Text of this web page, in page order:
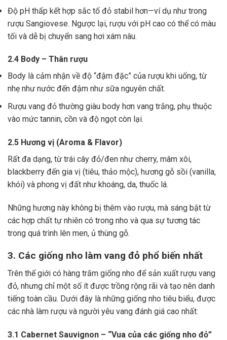
Độ pH thấp kết hợp sắc tố đỏ stabil hơn—ví dụ như trong
rượu Sangiovese. Ngược lại, rượu với pH cao có thể có màu
tối và dễ bị chuyển sang hơi xám nâu.
2.4 Body – Thân rượu
Body là cảm nhận về độ “đậm đặc” của rượu khi uống, từ
nhẹ như nước đến đậm như sữa nguyên chất.
Rượu vang đỏ thường giàu body hơn vang trắng, phụ thuộc
vào mức tannin, cồn và độ ngọt còn lại.
2.5 Hương vị (Aroma & Flavor)
Rất đa dạng, từ trái cây đỏ/đen như cherry, mâm xôi,
blackberry đến gia vị (tiêu, thảo mộc), hương gỗ sồi (vanilla,
khói) và phong vị đất như khoáng, da, thuốc lá.
Những hương này không bị thêm vào rượu, mà sáng bật từ
các hợp chất tự nhiên có trong nho và qua sự tương tác
trong quá trình lên men, ủ thùng gỗ.
3. Các giống nho làm vang đỏ phổ biến nhất
Trên thế giới có hàng trăm giống nho để sản xuất rượu vang
đỏ, nhưng chỉ một số ít được trồng rộng rãi và tạo nên danh
tiếng toàn cầu. Dưới đây là những giống nho tiêu biểu, được
các nhà làm rượu và người yêu vang đánh giá cao nhất:
3.1 Cabernet Sauvignon – “Vua của các giống nho đỏ”